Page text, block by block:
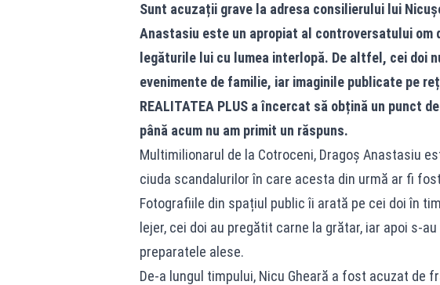
Sunt acuzații grave la adresa consilierului lui
Anastasiu este un apropiat al controversatului om
legăturile lui cu lumea interlopă. De altfel, cei doi
evenimente de familie, iar imaginile publicate pe
REALITATEA PLUS a încercat să obțină un punct
până acum nu am primit un răspuns.
Multimilionarul de la Cotroceni, Dragoș Anastasiu
ciuda scandalurilor în care acesta din urmă ar fi
Fotografiile din spațiul public îi arată pe cei doi în
lejer, cei doi au pregătit carne la grătar, iar apoi s-
preparatele alese.
De-a lungul timpului, Nicu Gheară a fost acuzat de